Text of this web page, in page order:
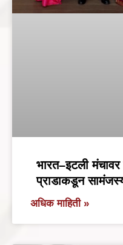
भारत–इटली मंचावर
प्राडाकडून
अधिक माहिती »